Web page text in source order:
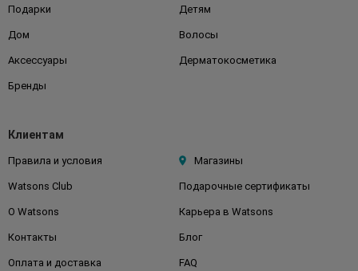
Подарки Детям
Дом Волосы
Аксессуары Дерматокосметика
Бренды
Клиентам
Правила и условия Магазины
Watsons Club Подарочные сертификаты
О Watsons Карьера в Watsons
Контакты Блог
Оплата и доставка FAQ